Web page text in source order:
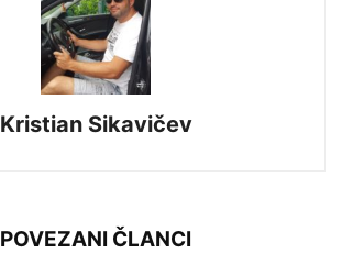
Kristian Sikavičev
POVEZANI ČLANCI